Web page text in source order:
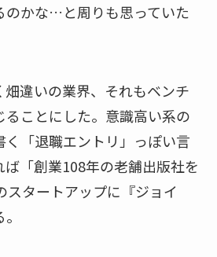
のかな…と周りも思っていた
畑違いの業界、それもベンチ
ることにした。意識高い系の
く「退職エントリ」っぽい言
「創業108年の老舗出版社を
スタートアップに『ジョイ